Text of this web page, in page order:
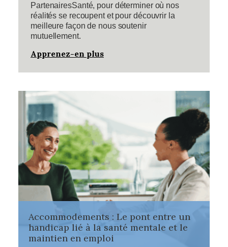
PartenairesSanté, pour déterminer où nos
réalités se recoupent et pour découvrir la
meilleure façon de nous soutenir
mutuellement.
Apprenez-en plus
Accommodements : Le pont entre un
handicap lié à la santé mentale et le
maintien en emploi